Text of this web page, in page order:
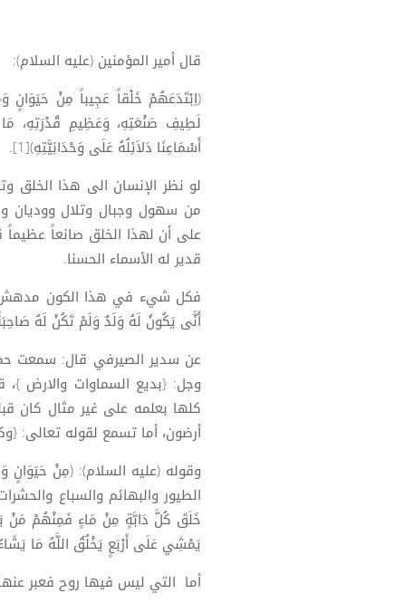
قال أمير المؤمنين (عليه السلام):
(اِبْتَدَعَهُمْ خَلْقاً عَجِيباً مِنْ
لَطِيفِ صَنْعَتِهِ، وَعَظِيمِ قُدْرَتِهِ،
أَسْمَاعِنَا دَلاَئِلُهُ عَلَى وَحْدَانِيَّتِهِ)[1].
لو نظر الإنسان الى هذا الخلق
من سهول وجبال وتلال ووديان
على أن لهذا الخلق صانعاً
قدير له الأسماء الحسنا.
فكل شيء في هذا الكون مدهش
أَنَّى يَكُونُ لَهُ وَلَدٌ وَلَمْ تَكُنْ لَهُ
عن سدير الصيرفي قال: سمعت
وجل: {بديع السماوات والارض }،
كلها بعلمه على غير مثال كان
أرضون، أما تسمع لقوله تعالى: {وكان
وقوله (عليه السلام): (مِنْ حَيَوَانٍ
الطيور والبهائم والسباع
خَلَقَ كُلَّ دَابَّةٍ مِنْ مَاءٍ فَمِنْهُمْ
يَمْشِي عَلَى أَرْبَعٍ يَخْلُقُ اللَّهُ مَا
أما التي ليس فيها روح فعبر عنها